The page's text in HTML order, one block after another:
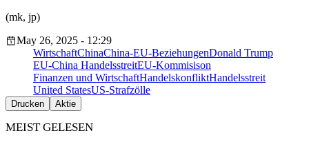
(mk, jp)
May 26, 2025 - 12:29
WirtschaftChinaChina-EU-BeziehungenDonald Trump
EU-China HandelsstreitEU-Kommisison
Finanzen und WirtschaftHandelskonfliktHandelsstreit
United StatesUS-Strafzölle
Drucken Aktie
MEIST GELESEN